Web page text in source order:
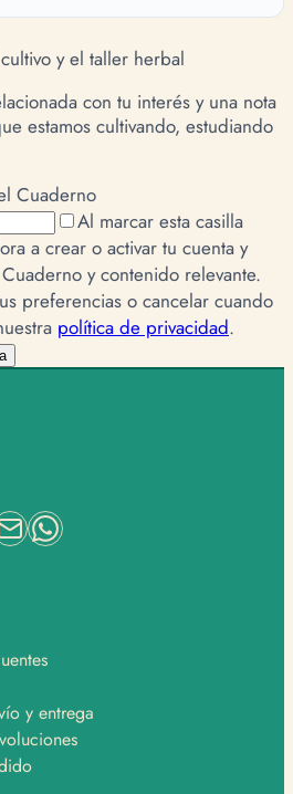
y el taller herbal
con tu interés y una nota
estamos cultivando, estudiando
Cuaderno
Al marcar esta casilla
a crear o activar tu cuenta y
y contenido relevante.
preferencias o cancelar cuando
política de privacidad.
y entrega